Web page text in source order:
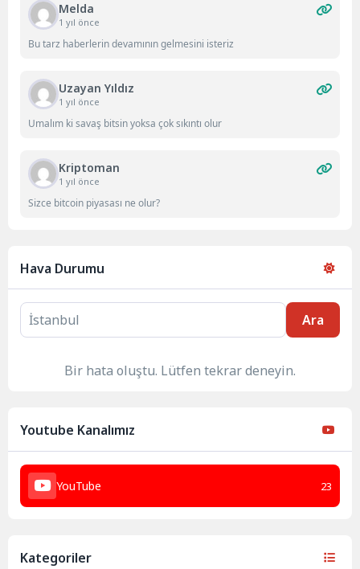
Melda
1 yıl önce
Bu tarz haberlerin devamının gelmesini isteriz
Uzayan Yıldız
1 yıl önce
Umalım ki savaş bitsin yoksa çok sıkıntı olur
Kriptoman
1 yıl önce
Sizce bitcoin piyasası ne olur?
Hava Durumu
Ara
Bir hata oluştu. Lütfen tekrar deneyin.
Youtube Kanalımız
YouTube 23
Kategoriler